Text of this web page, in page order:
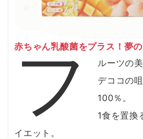
赤ちゃん乳酸菌をプラス！夢の
フ
ルーツの
デココの
100％。
1食を置換
イエット。